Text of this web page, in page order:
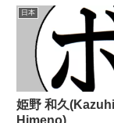
イトル】NABO北米
王座第6代OPBF東洋
ーザー級王座W...
日本
姫野 和久
Himeno)